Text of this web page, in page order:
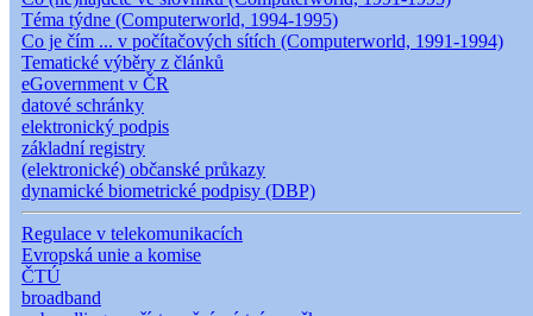
Téma týdne (Computerworld, 1994-1995)
Co je čím ... v počítačových sítích (Computerworld, 1991-1994)
Tematické výběry z článků
eGovernment v ČR
datové schránky
elektronický podpis
základní registry
(elektronické) občanské průkazy
dynamické biometrické podpisy (DBP)
Regulace v telekomunikacích
Evropská unie a komise
ČTÚ
broadband